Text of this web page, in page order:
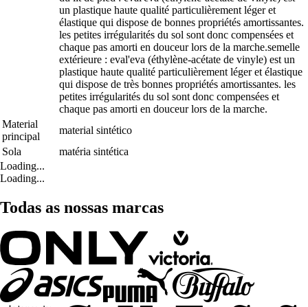
un plastique haute qualité particulièrement léger et
élastique qui dispose de bonnes propriétés amortissantes.
les petites irrégularités du sol sont donc compensées et
chaque pas amorti en douceur lors de la marche.semelle
extérieure : eval'eva (éthylène-acétate de vinyle) est un
plastique haute qualité particulièrement léger et élastique
qui dispose de très bonnes propriétés amortissantes. les
petites irrégularités du sol sont donc compensées et
chaque pas amorti en douceur lors de la marche.
Material
principal
material sintético
Sola
matéria sintética
Loading...
Loading...
Todas as nossas marcas